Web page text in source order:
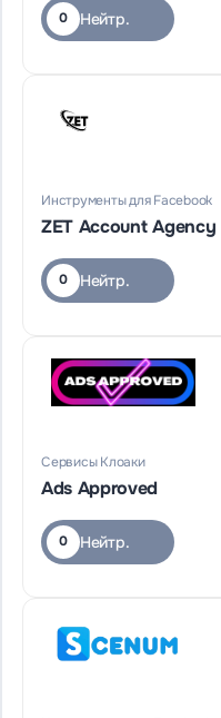
0 Нейтр.
Инструменты для Facebook
ZET Account Agency
0 Нейтр.
Сервисы Клоаки
Ads Approved
0 Нейтр.